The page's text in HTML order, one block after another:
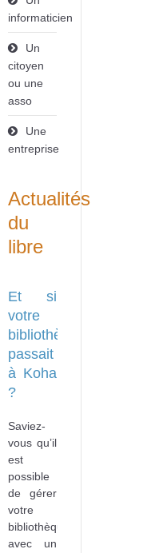
informaticien
Un
citoyen
ou une
asso
Une
entreprise
Actualités
du
libre
Et si
votre
bibliothèque
passait
à Koha
?
Saviez-
vous qu’il
est
possible
de gérer
votre
bibliothèque
avec un